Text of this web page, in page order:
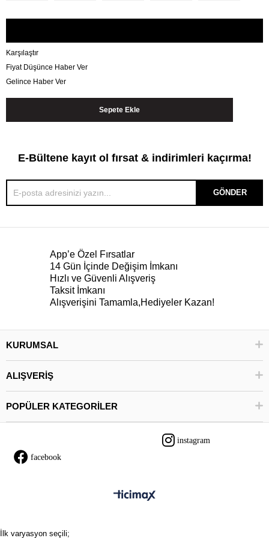
Karşılaştır
Fiyat Düşünce Haber Ver
Gelince Haber Ver
E-Bültene kayıt ol fırsat & indirimleri kaçırma!
GÖNDER
App’e Özel Fırsatlar
14 Gün İçinde Değişim İmkanı
Hızlı ve Güvenli Alışveriş
Taksit İmkanı
Alışverişini Tamamla,Hediyeler Kazan!
KURUMSAL
ALIŞVERİŞ
POPÜLER KATEGORİLER
instagram
facebook
İlk varyasyon seçili;